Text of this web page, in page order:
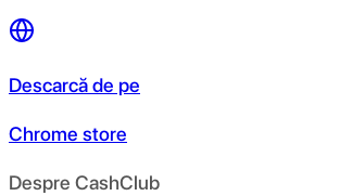
Descarcă de pe
Chrome store
Despre CashClub